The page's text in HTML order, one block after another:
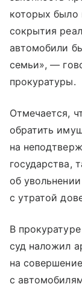
которых было
сокрытия
автомобили
семьи», —
прокуратуры.
Отмечается,
обратить
на
государства,
об
с утратой
В
суд наложил
на
с